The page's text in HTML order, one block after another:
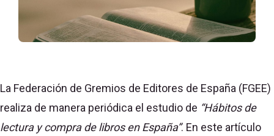
La Federación de Gremios de Editores de España (FGEE)
realiza de manera periódica el estudio de “Hábitos de
lectura y compra de libros en España”. En este artículo